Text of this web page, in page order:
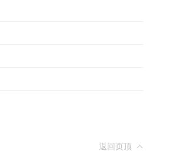
返回页顶